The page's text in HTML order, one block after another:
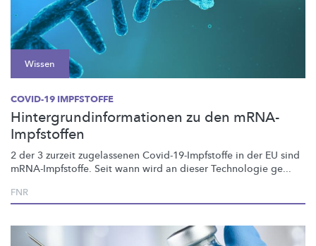
Wissen
COVID-19 IMPFSTOFFE
Hintergrundinformationen zu den mRNA-
Impfstoffen
2 der 3 zurzeit zugelassenen Covid-19-Impfstoffe in der EU sind
mRNA-Impfstoffe. Seit wann wird an dieser Technologie ge...
FNR